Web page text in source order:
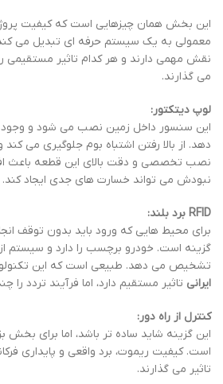
این بخش همان چیزهایی است که کیفیت
معمولی به یک سیستم حرفه ای تبدیل می
نقش مهمی دارند و هر کدام تاثیر مستقیمی
می گذارند.
لوپ دیتکتور:
این سنسور داخل زمین نصب می شود و
دهد. از بالا رفتن اشتباه بوم جلوگیری می کند
نصب تخصصی و دقت بالای این قطعه باعث
نبودش می تواند خسارت های جدی ایجاد کند.
RFID برد بلند:
گزینه است. خودرو برچسب را دارد و سیستم
تشخیص می دهد. طبیعی است که این
ایرانی تاثیر مستقیم دارد، اما فرآیند تردد را
کنترل از راه دور:
این گزینه شاید ساده تر باشد، اما برای بخش
است. کیفیت ریموت، برد واقعی و پایداری
تاثیر می گذارند.